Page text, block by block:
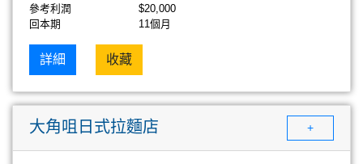
參考利潤
$20,000
回本期
11個月
詳細 收藏
大角咀日式拉麵店 +